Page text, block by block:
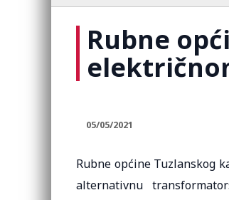
Rubne
05/05/2021
Rubne općine Tuzlanskog
alternativnu